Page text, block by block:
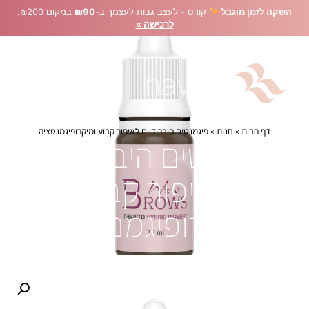
השקה לזמן מוגבל קורס - לעצב גבות לעצמך ב-₪90 במקום ₪200.
לרכישה »
דף הבית » חנות »פיגמנטים היברידיים לאיפור קבוע ומיקרופיגמנטציה
פיגמנטים היברידיים
לאיפור קבוע
ומיקרופיגמנטציה